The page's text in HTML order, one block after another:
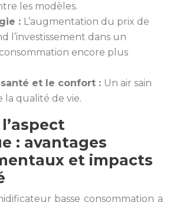
les modèles.
: L’augmentation du prix de
l’investissement dans un
encore plus
santé et le confort : Un air sain
la qualité de vie.
: avantages
et impacts
basse consommation a